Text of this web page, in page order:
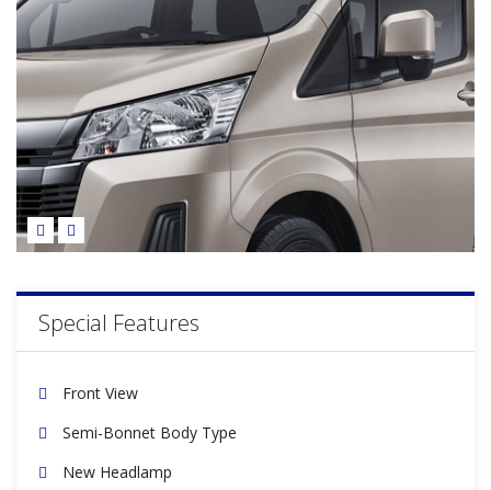
Special Features
Front View
Semi-Bonnet Body Type
New Headlamp